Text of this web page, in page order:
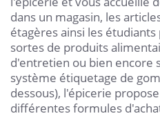
dans un magasin, les
étagères ainsi les
sortes de produits
d'entretien ou bien encore
système étiquetage de
dessous), l'épicerie
différentes formules